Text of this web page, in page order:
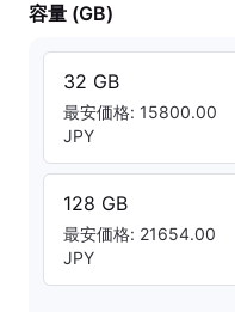
容量 (GB)
32 GB
最安価格: 15800.00
JPY
128 GB
最安価格: 21654.00
JPY